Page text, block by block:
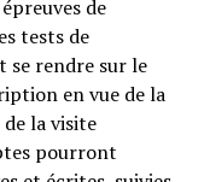
de
tests de
se rendre sur le
en vue de la
la visite
pourront